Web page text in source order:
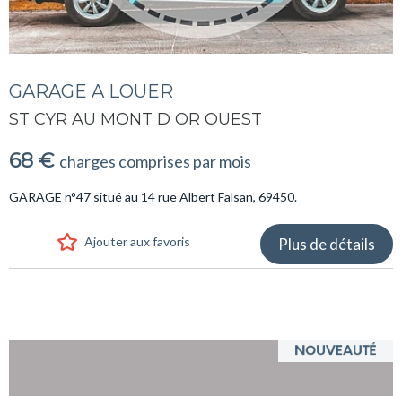
GARAGE A LOUER
ST CYR AU MONT D OR OUEST
68 € charges comprises par mois
GARAGE n°47 situé au 14 rue Albert Falsan, 69450.
Ajouter aux favoris Plus de détails